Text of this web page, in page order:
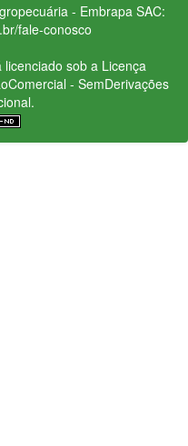
- Embrapa SAC:
fale-conosco
sob a Licença
- SemDerivações